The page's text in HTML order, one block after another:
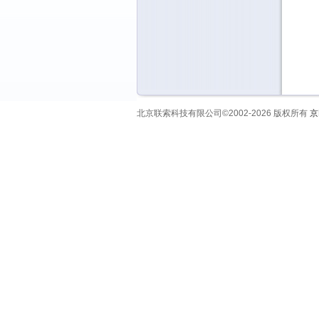
北京联索科技有限公司©2002-2026 版权所有